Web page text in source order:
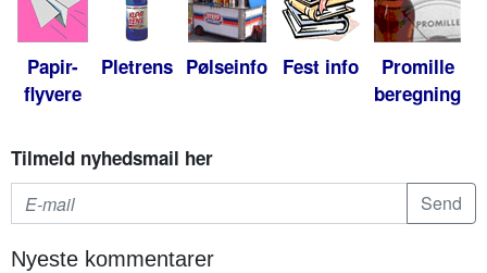
Papir-
flyvere
Pletrens Pølseinfo Fest info
Promille
beregning
Tilmeld nyhedsmail her
Nyeste kommentarer